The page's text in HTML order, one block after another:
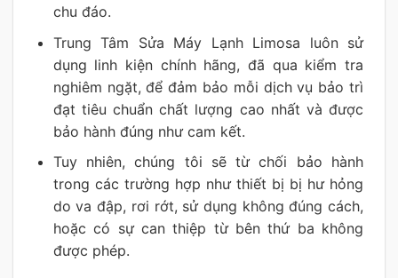
chu đáo.
Trung Tâm Sửa Máy Lạnh Limosa luôn sử
dụng linh kiện chính hãng, đã qua kiểm tra
nghiêm ngặt, để đảm bảo mỗi dịch vụ bảo trì
đạt tiêu chuẩn chất lượng cao nhất và được
bảo hành đúng như cam kết.
Tuy nhiên, chúng tôi sẽ từ chối bảo hành
trong các trường hợp như thiết bị bị hư hỏng
do va đập, rơi rớt, sử dụng không đúng cách,
hoặc có sự can thiệp từ bên thứ ba không
được phép.